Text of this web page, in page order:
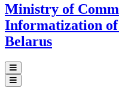
Ministry of
Informatization
Belarus